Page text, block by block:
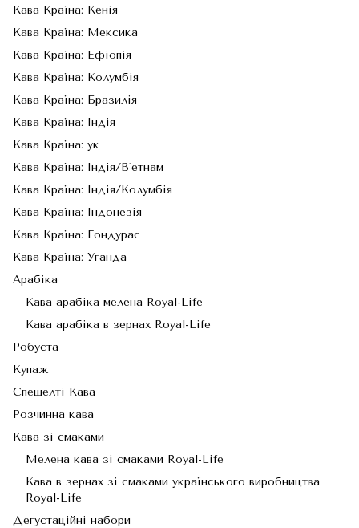
Кава Країна: Кенія
Кава Країна: Мексика
Кава Країна: Ефіопія
Кава Країна: Колумбія
Кава Країна: Бразилія
Кава Країна: Індія
Кава Країна: ук
Кава Країна: Індія/В`етнам
Кава Країна: Індія/Колумбія
Кава Країна: Індонезія
Кава Країна: Гондурас
Кава Країна: Уганда
Арабіка
Кава арабіка мелена Royal-Life
Кава арабіка в зернах Royal-Life
Робуста
Купаж
Спешелті Кава
Розчинна кава
Кава зі смаками
Мелена кава зі смаками Royal-Life
Кава в зернах зі смаками українського виробництва
Royal-Life
Дегустаційні набори